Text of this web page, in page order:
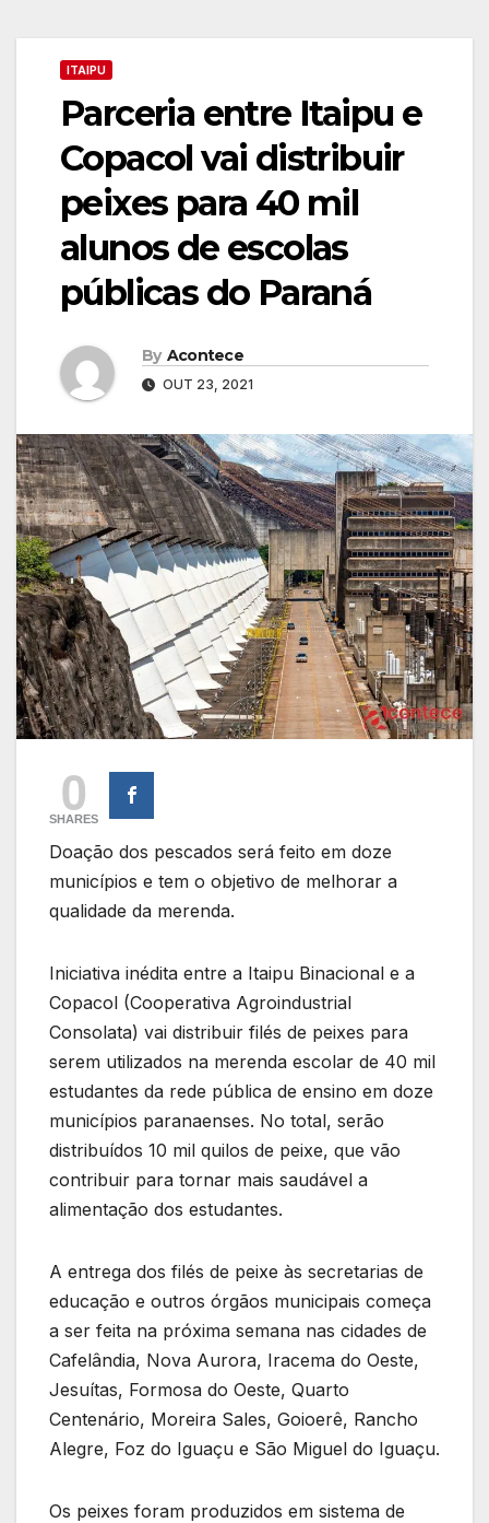
ITAIPU
Parceria entre Itaipu e
Copacol vai distribuir
peixes para 40 mil
alunos de escolas
públicas do Paraná
By Acontece
OUT 23, 2021
0
SHARES
Doação dos pescados será feito em doze
municípios e tem o objetivo de melhorar a
qualidade da merenda.
Iniciativa inédita entre a Itaipu Binacional e a
Copacol (Cooperativa Agroindustrial
Consolata) vai distribuir filés de peixes para
serem utilizados na merenda escolar de 40 mil
estudantes da rede pública de ensino em doze
municípios paranaenses. No total, serão
distribuídos 10 mil quilos de peixe, que vão
contribuir para tornar mais saudável a
alimentação dos estudantes.
A entrega dos filés de peixe às secretarias de
educação e outros órgãos municipais começa
a ser feita na próxima semana nas cidades de
Cafelândia, Nova Aurora, Iracema do Oeste,
Jesuítas, Formosa do Oeste, Quarto
Centenário, Moreira Sales, Goioerê, Rancho
Alegre, Foz do Iguaçu e São Miguel do Iguaçu.
Os peixes foram produzidos em sistema de